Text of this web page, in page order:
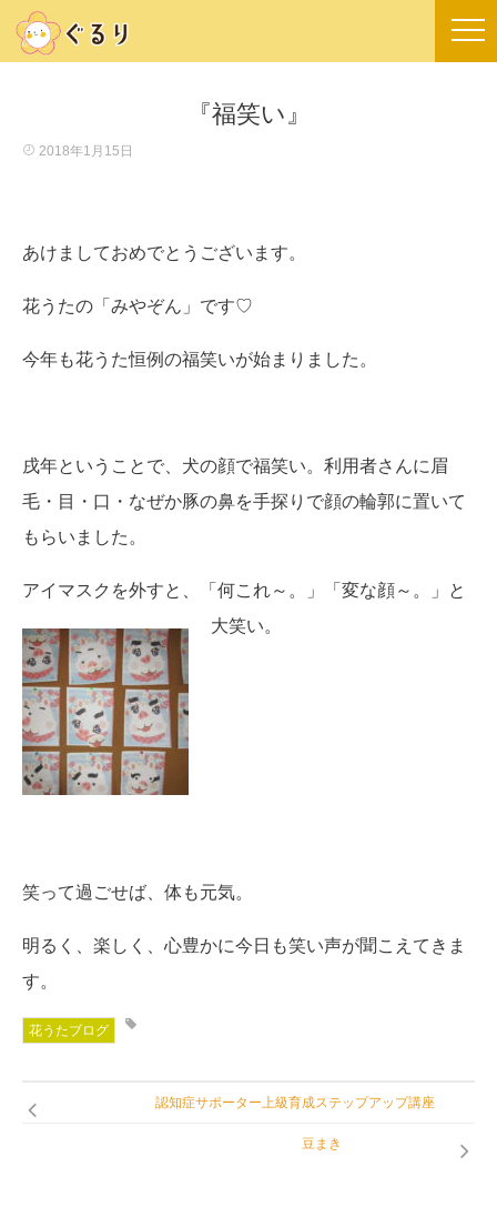
『福笑い』
2018年1月15日
あけましておめでとうございます。
花うたの「みやぞん」です♡
今年も花うた恒例の福笑いが始まりました。
戌年ということで、犬の顔で福笑い。利用者さんに眉
毛・目・口・なぜか豚の鼻を手探りで顔の輪郭に置いて
もらいました。
アイマスクを外すと、「何これ～。」「変な顔～。」と
大笑い。
笑って過ごせば、体も元気。
明るく、楽しく、心豊かに今日も笑い声が聞こえてきま
す。
花うたブログ
認知症サポーター上級育成ステップアップ講座
豆まき